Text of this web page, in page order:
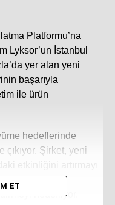
Platformu’na
Lyksor’un İstanbul
yer alan yeni
başarıyla
ile ürün
hedeflerinde
çıkıyor. Şirket, yeni
sunarak
hedefliyor.
ET